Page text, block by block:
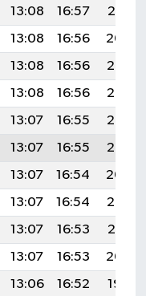
13:08 16:57
20:10
13:08 16:56
20:09
13:08 16:56
20:08
13:08 16:56
20:07
13:07 16:55
20:06
13:07 16:55
20:05
13:07 16:54
20:04
13:07 16:54
20:03
13:07 16:53
20:01
13:07 16:53
20:00
13:06 16:52
19:59